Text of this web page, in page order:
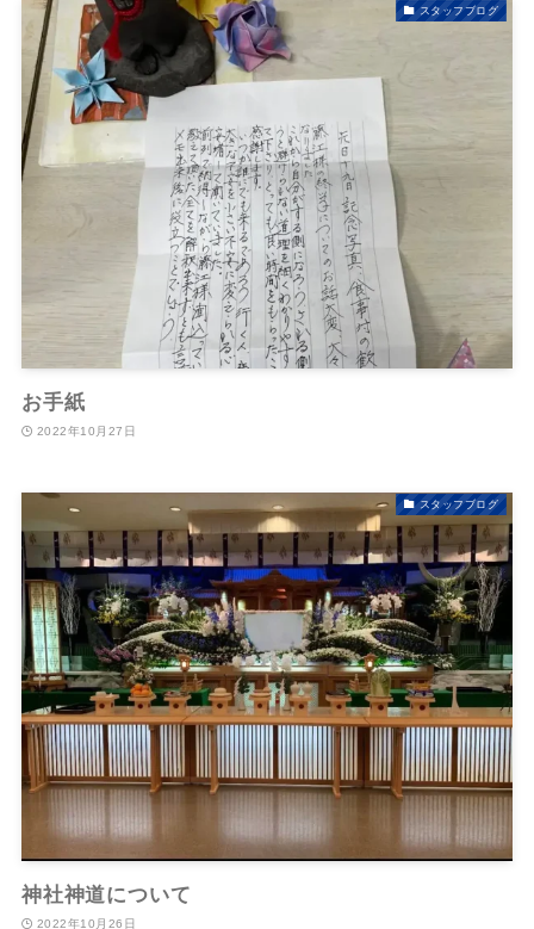
スタッフブログ
お手紙
2022年10月27日
スタッフブログ
神社神道について
2022年10月26日